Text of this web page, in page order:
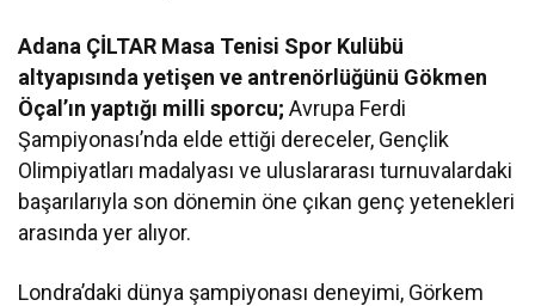
Adana ÇİLTAR Masa Tenisi Spor Kulübü
altyapısında yetişen ve antrenörlüğünü Gökmen
Öçal’ın yaptığı milli sporcu;Avrupa Ferdi
Şampiyonası’nda elde ettiği dereceler, Gençlik
Olimpiyatları madalyası ve uluslararası turnuvalardaki
başarılarıyla son dönemin öne çıkan genç yetenekleri
arasında yer alıyor.
Londra’daki dünya şampiyonası deneyimi, Görkem